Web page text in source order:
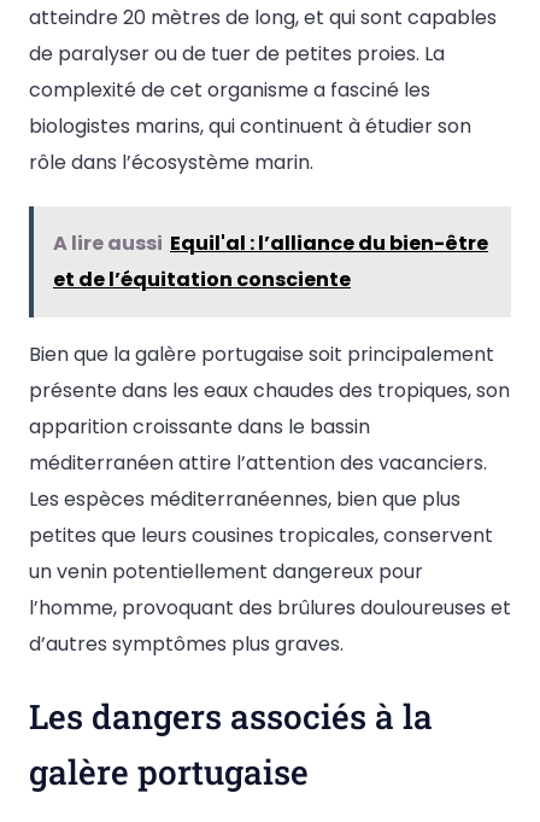
atteindre 20 mètres de long, et qui sont capables
de paralyser ou de tuer de petites proies. La
complexité de cet organisme a fasciné les
biologistes marins, qui continuent à étudier son
rôle dans l’écosystème marin.
A lire aussi Equil'al : l’alliance du bien-être
et de l’équitation consciente
Bien que la galère portugaise soit principalement
présente dans les eaux chaudes des tropiques, son
apparition croissante dans le bassin
méditerranéen attire l’attention des vacanciers.
Les espèces méditerranéennes, bien que plus
petites que leurs cousines tropicales, conservent
un venin potentiellement dangereux pour
l’homme, provoquant des brûlures douloureuses et
d’autres symptômes plus graves.
Les dangers associés à la
galère portugaise